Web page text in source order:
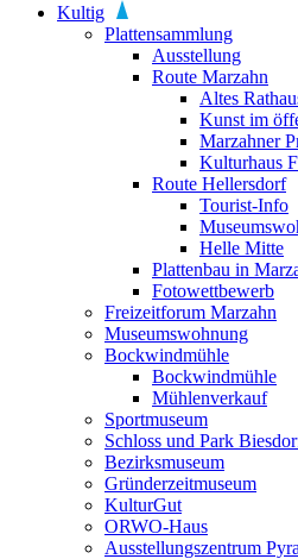
Kultig
Plattensammlung
Ausstellung
Route Marzahn
Altes
Kunst im
Marzahner
Kulturhaus
Route Hellersdorf
Tourist-Info
Helle Mitte
Plattenbau in
Fotowettbewerb
Freizeitforum Marzahn
Museumswohnung
Bockwindmühle
Bockwindmühle
Mühlenverkauf
Sportmuseum
Schloss und Park
Bezirksmuseum
Gründerzeitmuseum
KulturGut
ORWO-Haus
Ausstellungszentrum